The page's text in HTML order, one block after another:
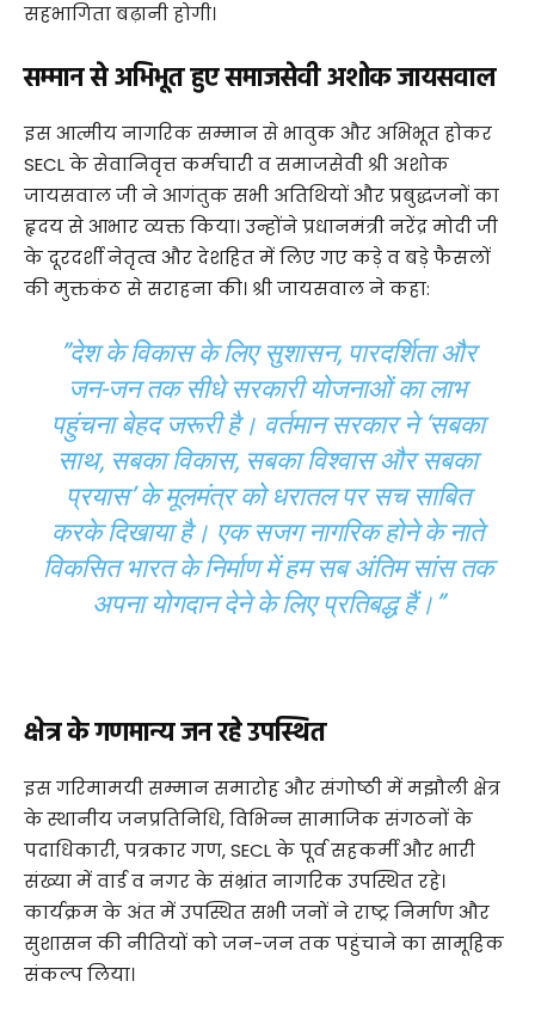
सहभागिता बढ़ानी होगी।
सम्मान से अभिभूत हुए समाजसेवी अशोक जायसवाल
​इस आत्मीय नागरिक सम्मान से भावुक और अभिभूत होकर
SECL के सेवानिवृत्त कर्मचारी व समाजसेवी श्री अशोक
जायसवाल जी ने आगंतुक सभी अतिथियों और प्रबुद्धजनों का
हृदय से आभार व्यक्त किया। उन्होंने प्रधानमंत्री नरेंद्र मोदी जी
के दूरदर्शी नेतृत्व और देशहित में लिए गए कड़े व बड़े फैसलों
की मुक्तकंठ से सराहना की। श्री जायसवाल ने कहा:
​”देश के विकास के लिए सुशासन, पारदर्शिता और
जन-जन तक सीधे सरकारी योजनाओं का लाभ
पहुंचना बेहद जरूरी है। वर्तमान सरकार ने ‘सबका
साथ, सबका विकास, सबका विश्वास और सबका
प्रयास’ के मूलमंत्र को धरातल पर सच साबित
करके दिखाया है। एक सजग नागरिक होने के नाते
विकसित भारत के निर्माण में हम सब अंतिम सांस तक
अपना योगदान देने के लिए प्रतिबद्ध हैं।”
क्षेत्र के गणमान्य जन रहे उपस्थित
​इस गरिमामयी सम्मान समारोह और संगोष्ठी में मझौली क्षेत्र
के स्थानीय जनप्रतिनिधि, विभिन्न सामाजिक संगठनों के
पदाधिकारी, पत्रकार गण, SECL के पूर्व सहकर्मी और भारी
संख्या में वार्ड व नगर के संभ्रांत नागरिक उपस्थित रहे।
कार्यक्रम के अंत में उपस्थित सभी जनों ने राष्ट्र निर्माण और
सुशासन की नीतियों को जन-जन तक पहुंचाने का सामूहिक
संकल्प लिया।